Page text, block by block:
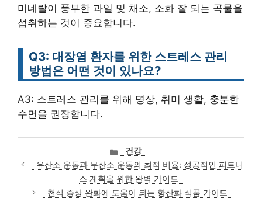
미네랄이 풍부한 과일 및 채소, 소화 잘 되는 곡물을
섭취하는 것이 중요합니다.
Q3: 대장염 환자를 위한 스트레스 관리
방법은 어떤 것이 있나요?
A3: 스트레스 관리를 위해 명상, 취미 생활, 충분한
수면을 권장합니다.
카
테
고
리
건강
유산소 운동과 무산소 운동의 최적 비율: 성공적인 피트니
스 계획을 위한 완벽 가이드
천식 증상 완화에 도움이 되는 항산화 식품 가이드